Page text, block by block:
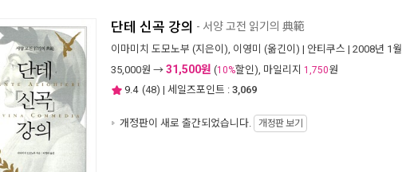
단테 신곡 강의 - 서양 고전 읽기의 典範
이마미치 도모노부 (지은이), 이영미 (옮긴이) | 안티쿠스 | 2008년 1월
35,000원 → 31,500원 (10%할인), 마일리지 1,750원
9.4 (48) | 세일즈포인트 : 3,069
개정판이 새로 출간되었습니다. 개정판 보기